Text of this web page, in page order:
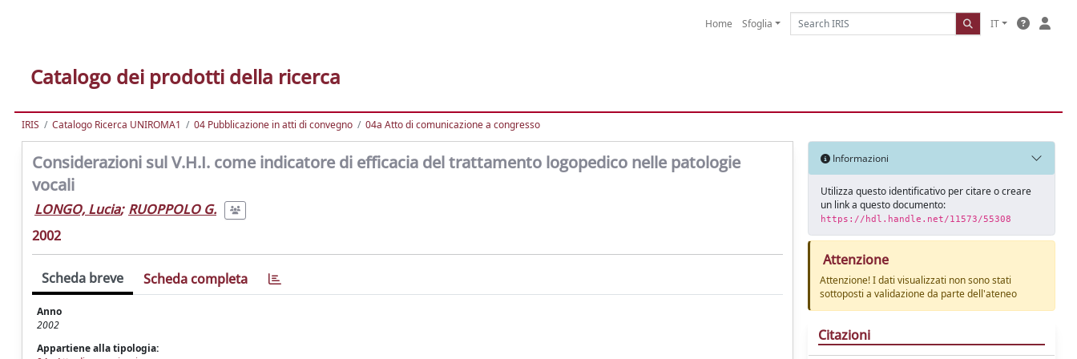
Home Sfoglia IT
Catalogo dei prodotti della ricerca
IRIS Catalogo Ricerca UNIROMA1 04 Pubblicazione in atti di convegno 04a Atto di comunicazione a congresso
Considerazioni sul V.H.I. come indicatore di efficacia del trattamento logopedico nelle patologie
vocali
LONGO, Lucia; RUOPPOLO G.
2002
Scheda breve Scheda completa
Anno
2002
Appartiene alla tipologia:
Informazioni
Utilizza questo identificativo per citare o creare
un link a questo documento:
https://hdl.handle.net/11573/55308
Attenzione
Attenzione! I dati visualizzati non sono stati
sottoposti a validazione da parte dell'ateneo
Citazioni